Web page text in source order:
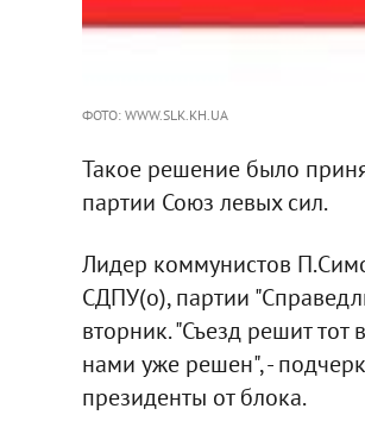
ФОТО: WWW.SLK.KH.UA
Такое решение было
партии Союз левых сил.
Лидер коммунистов
СДПУ(о), партии
вторник. "Съезд решит тот
нами уже решен", -
президенты от блока.